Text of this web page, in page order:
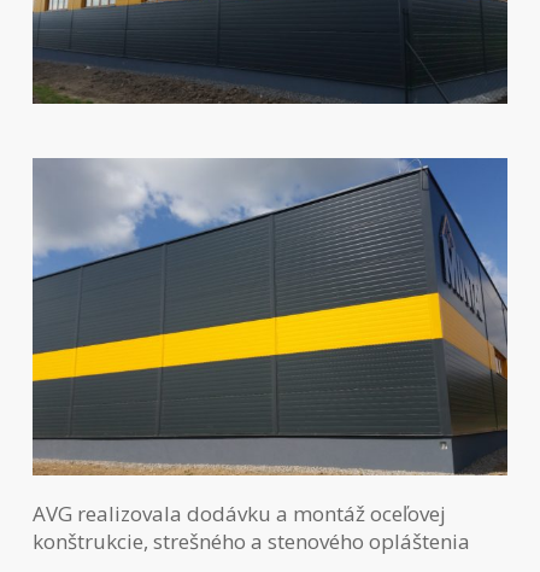
AVG realizovala dodávku a montáž oceľovej
konštrukcie, strešného a stenového opláštenia